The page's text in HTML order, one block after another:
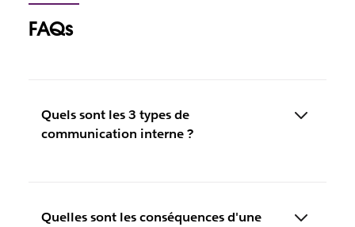
FAQs
Quels sont les 3 types de
communication interne ?
Quelles sont les conséquences d'une